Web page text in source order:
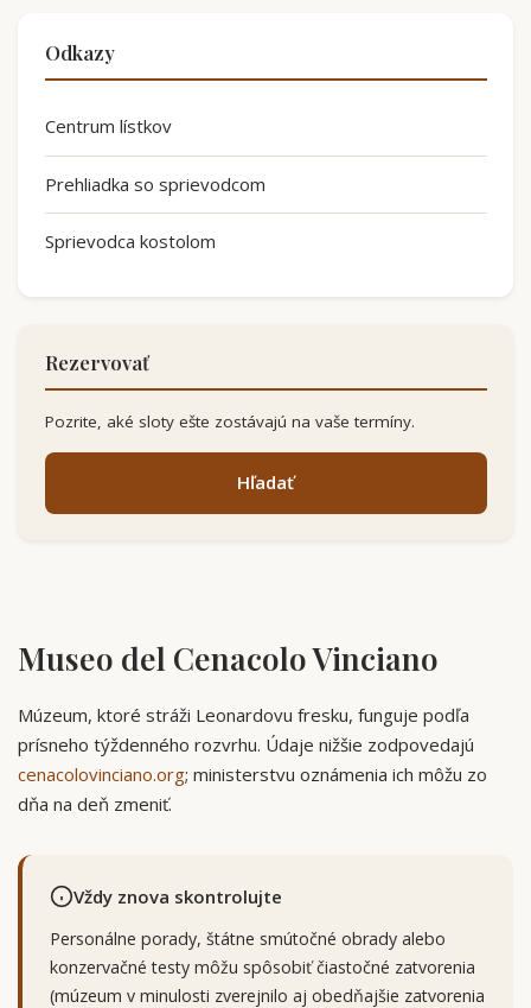
Museo del Cenacolo Vinciano
Múzeum, ktoré stráži Leonardovu fresku, funguje podľa
prísneho týždenného rozvrhu. Údaje nižšie zodpovedajú
cenacolovinciano.org; ministerstvu oznámenia ich môžu zo
dňa na deň zmeniť.
Vždy znova skontrolujte
Personálne porady, štátne smútočné obrady alebo
konzervačné testy môžu spôsobiť čiastočné zatvorenia
(múzeum v minulosti zverejnilo aj obedňajšie zatvorenia
Odkazy
Centrum lístkov
Prehliadka so sprievodcom
Sprievodca kostolom
Rezervovať
Pozrite, aké sloty ešte zostávajú na vaše termíny.
Hľadať